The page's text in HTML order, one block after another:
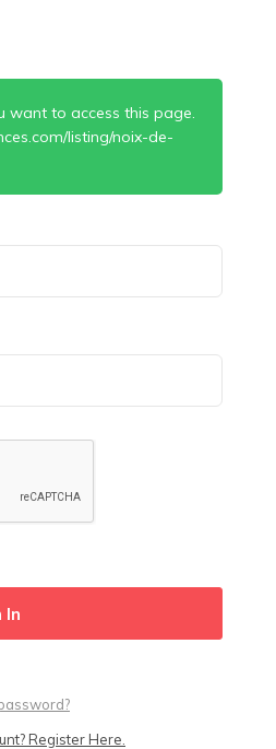
want to access this page.
listing/noix-de-
Register Here.